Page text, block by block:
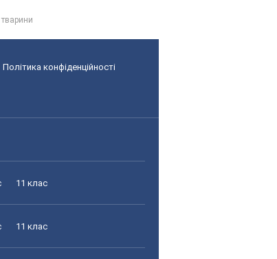
тварини
Політика конфіденційності
11 клас
11 клас